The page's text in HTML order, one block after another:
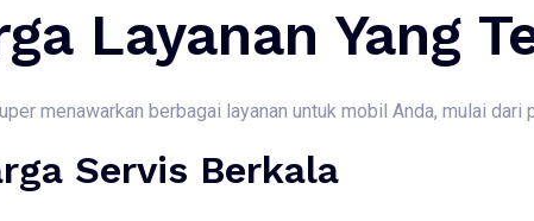
Layanan Yang
menawarkan berbagai layanan untuk mobil Anda, mulai
Servis Berkala